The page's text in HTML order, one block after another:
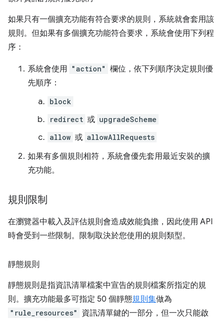
如果只有一個擴充功能有符合要求的規則，系統就會套用該
規則。但如果有多個擴充功能符合要求，系統會使用下列程
序：
系統會使用 "action" 欄位，依下列順序決定規則優
先順序：
block
redirect 或 upgradeScheme
allow 或 allowAllRequests
如果有多個規則相符，系統會優先套用最近安裝的擴
充功能。
規則限制
在瀏覽器中載入及評估規則會造成效能負擔，因此使用 API
時會受到一些限制。限制取決於您使用的規則類型。
靜態規則
靜態規則是指資訊清單檔案中宣告的規則檔案所指定的規
則。擴充功能最多可指定 50 個靜態規則集做為
"rule_resources"
資訊清單鍵的一部分，但一次只能啟